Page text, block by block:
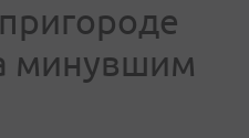
минувшим